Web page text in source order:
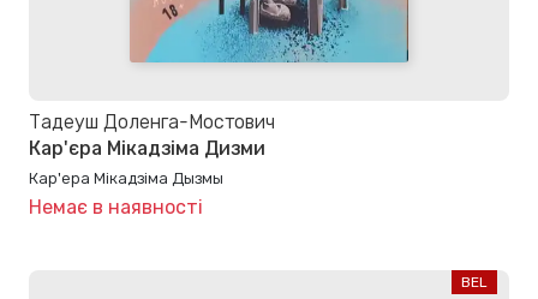
Тадеуш Доленга-Мостович
Кар'єра Мікадзіма Дизми
Кар'ера Мікадзіма Дызмы
Немає в наявності
BEL